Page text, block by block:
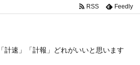
計速」「計報」どれがいいと思います
RSS Feedly